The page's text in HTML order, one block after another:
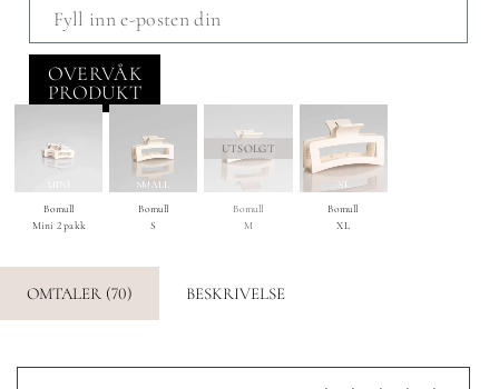
OVERVÅK
PRODUKT
Bomull
Mini 2 pakk
Bomull
S
UTSOLGT
Bomull
M
Bomull
XL
OMTALER (70) BESKRIVELSE